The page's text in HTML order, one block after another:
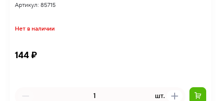
Артикул: 85715
Нет в наличии
144 ₽
шт.